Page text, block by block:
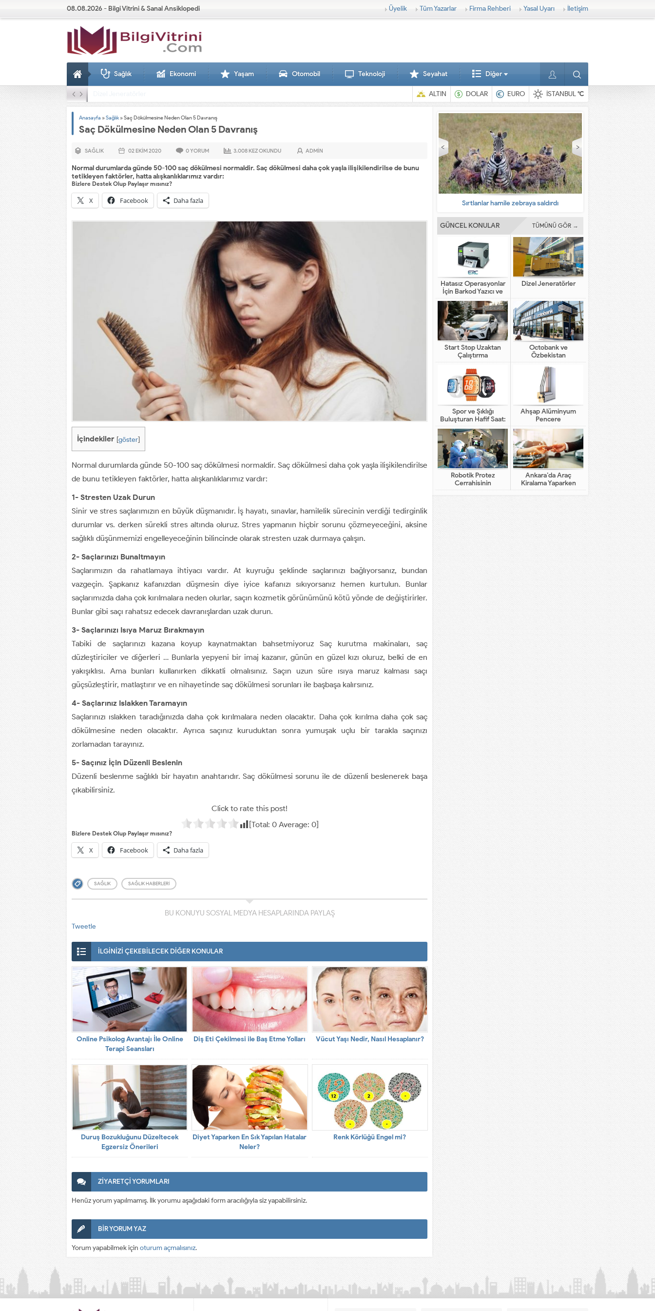
08.08.2026 - Bilgi Vitrini & Sanal Ansiklopedi Üyelik Tüm Yazarlar Firma Rehberi Yasal Uyarı İletişim
Sağlık Ekonomi Yaşam Otomobil Teknoloji Seyahat Diğer
ALTIN DOLAR EURO İSTANBUL°C
Anasayfa »Sağlık »Saç Dökülmesine Neden Olan 5 Davranış
Saç Dökülmesine Neden Olan 5 Davranış
SAĞLIK 02 EKIM2020 0YORUM 3.008 KEZ OKUNDU ADMIN
Normal durumlarda günde 50-100 saç dökülmesi normaldir. Saç dökülmesi daha çok yaşla ilişikilendirilse de bunu
tetikleyen faktörler, hatta alışkanlıklarımız vardır:
Bizlere Destek Olup Paylaşır mısınız?
X Facebook Daha fazla
İçindekiler [göster]
Normal durumlarda günde 50-100 saç dökülmesi normaldir. Saç dökülmesi daha çok yaşla ilişikilendirilse
de bunu tetikleyen faktörler, hatta alışkanlıklarımız vardır:
1- Stresten Uzak Durun
Sinir ve stres saçlarımızın en büyük düşmanıdır. İş hayatı, sınavlar, hamilelik sürecinin verdiği tedirginlik
durumlar vs. derken sürekli stres altında oluruz. Stres yapmanın hiçbir sorunu çözmeyeceğini, aksine
sağlıklı düşünmemizi engelleyeceğinin bilincinde olarak stresten uzak durmaya çalışın.
2- Saçlarınızı Bunaltmayın
Saçlarımızın da rahatlamaya ihtiyacı vardır. At kuyruğu şeklinde saçlarınızı bağlıyorsanız, bundan
vazgeçin. Şapkanız kafanızdan düşmesin diye iyice kafanızı sıkıyorsanız hemen kurtulun. Bunlar
saçlarımızda daha çok kırılmalara neden olurlar, saçın kozmetik görünümünü kötü yönde de değiştirirler.
Bunlar gibi saçı rahatsız edecek davranışlardan uzak durun.
3- Saçlarınızı Isıya Maruz Bırakmayın
Tabiki de saçlarınızı kazana koyup kaynatmaktan bahsetmiyoruz Saç kurutma makinaları, saç
düzleştiriciler ve diğerleri … Bunlarla yepyeni bir imaj kazanır, günün en güzel kızı oluruz, belki de en
yakışıklısı. Ama bunları kullanırken dikkatli olmalısınız. Saçın uzun süre ısıya maruz kalması saçı
güçsüzleştirir, matlaştırır ve en nihayetinde saç dökülmesi sorunları ile başbaşa kalırsınız.
4- Saçlarınız Islakken Taramayın
Saçlarınızı ıslakken taradığınızda daha çok kırılmalara neden olacaktır. Daha çok kırılma daha çok saç
dökülmesine neden olacaktır. Ayrıca saçınız kuruduktan sonra yumuşak uçlu bir tarakla saçınızı
zorlamadan tarayınız.
5- Saçınız İçin Düzenli Beslenin
Düzenli beslenme sağlıklı bir hayatın anahtarıdır. Saç dökülmesi sorunu ile de düzenli beslenerek başa
çıkabilirsiniz.
Click to rate this post!
[Total: 0Average: 0]
Bizlere Destek Olup Paylaşır mısınız?
X Facebook Daha fazla
SAĞLIK SAĞLIK HABERLERI
BU KONUYU SOSYAL MEDYA HESAPLARINDA PAYLAŞ
Tweetle
İLGİNİZİ ÇEKEBİLECEK DİĞER KONULAR
Online Psikolog Avantajı İle Online
Terapi Seansları
Diş Eti Çekilmesi ile Baş Etme Yolları Vücut Yaşı Nedir, Nasıl Hesaplanır?
Duruş Bozukluğunu Düzeltecek
Egzersiz Önerileri
Diyet Yaparken En Sık Yapılan Hatalar
Neler?
Renk Körlüğü Engel mi?
ZİYARETÇİ YORUMLARI
Henüz yorum yapılmamış. İlk yorumu aşağıdaki form aracılığıyla siz yapabilirsiniz.
BİR YORUM YAZ
Yorum yapabilmek için oturum açmalısınız.
Sırtlanlar hamile zebraya saldırdı
GÜNCEL KONULAR TÜMÜNÜ GÖR →
Hatasız Operasyonlar
İçin Barkod Yazıcı ve
Otomasyon Sistemleri
Dizel Jeneratörler
Start Stop Uzaktan
Çalıştırma
Octobank ve
Özbekistan
Bankalarının Dijital
Finansal Altyapının
Gelişimindeki Yeni Rolü
Spor ve Şıklığı
Buluşturan Hafif Saat:
HUAWEI WATCH FIT 5
Pro
Ahşap Alüminyum
Pencere
Robotik Protez
Cerrahisinin
Geleneksel Cerrahiden
Farkı Nedir?
Ankara’da Araç
Kiralama Yaparken
Dikkat Edilecekler